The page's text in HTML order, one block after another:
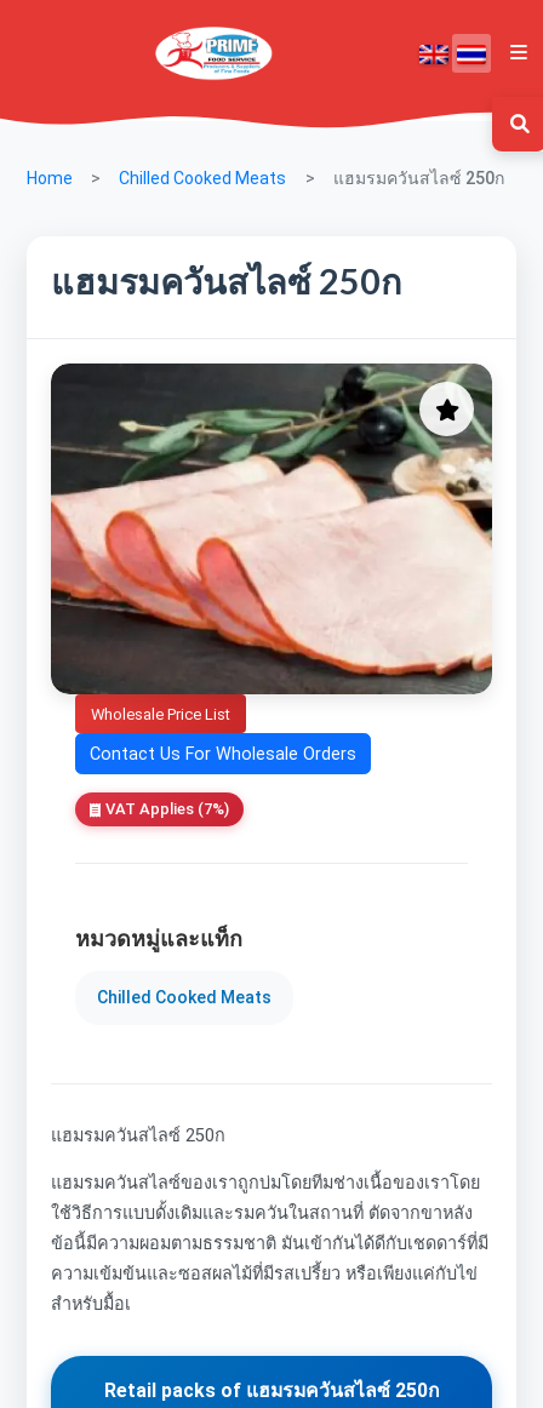
Home Chilled Cooked Meats แฮมรมควันสไลซ์ 250ก
แฮมรมควันสไลซ์ 250ก
Wholesale Price List
Contact Us For Wholesale Orders
VAT Applies (7%)
หมวดหมู่และแท็ก
Chilled Cooked Meats
แฮมรมควันสไลซ์ 250ก
แฮมรมควันสไลซ์ของเราถูกบ่มโดยทีมช่างเนื้อของเราโดย
ใช้วิธีการแบบดั้งเดิมและรมควันในสถานที่ ตัดจากขาหลัง
ข้อนี้มีความผอมตามธรรมชาติ มันเข้ากันได้ดีกับเชดดาร์ที่มี
ความเข้มข้นและซอสผลไม้ที่มีรสเปรี้ยว หรือเพียงแค่กับไข่
สำหรับมื้อเ
Retail packs of แฮมรมควันสไลซ์ 250ก